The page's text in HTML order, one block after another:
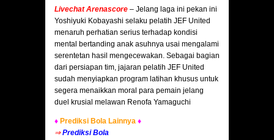
Livechat Arenascore – Jelang laga ini pekan ini
Yoshiyuki Kobayashi selaku pelatih JEF United
menaruh perhatian serius terhadap kondisi
mental bertanding anak asuhnya usai mengalami
serentetan hasil mengecewakan. Sebagai bagian
dari persiapan tim, jajaran pelatih JEF United
sudah menyiapkan program latihan khusus untuk
segera menaikkan moral para pemain jelang
duel krusial melawan Renofa Yamaguchi
♦ Prediksi Bola Lainnya ♦
⇒ Prediksi Bola